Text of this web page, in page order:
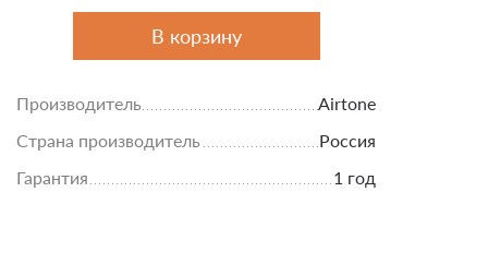
В корзину
Производитель
Airtone
Страна производитель
Россия
Гарантия
1 год